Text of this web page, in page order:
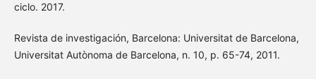
ciclo. 2017.
Revista de investigación, Barcelona: Universitat de Barcelona,
Universitat Autònoma de Barcelona, n. 10, p. 65-74, 2011.